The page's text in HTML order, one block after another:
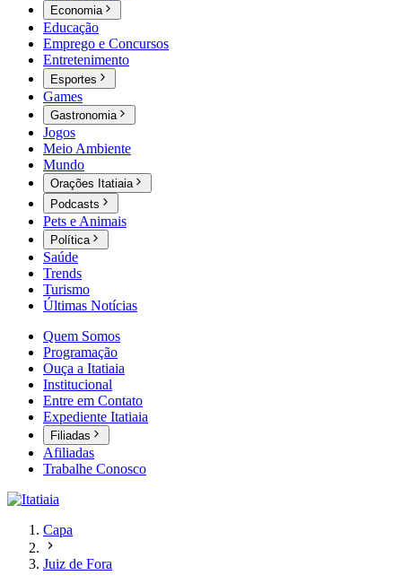
Economia
Educação
Emprego e Concursos
Entretenimento
Esportes
Games
Gastronomia
Jogos
Meio Ambiente
Mundo
Orações Itatiaia
Podcasts
Pets e Animais
Política
Saúde
Trends
Turismo
Últimas Notícias
Quem Somos
Programação
Ouça a Itatiaia
Institucional
Entre em Contato
Expediente Itatiaia
Filiadas
Afiliadas
Trabalhe Conosco
Capa
Juiz de Fora